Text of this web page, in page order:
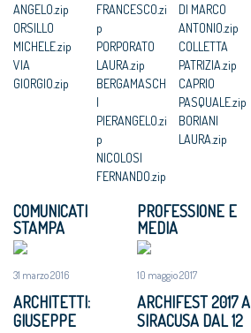
ANGELO.zip
ORSILLO
MICHELE.zip
VIA
GIORGIO.zip
FRANCESCO.zi
p
PORPORATO
LAURA.zip
BERGAMASCH
I
PIERANGELO.zi
p
NICOLOSI
FERNANDO.zip
DI MARCO
ANTONIO.zip
COLLETTA
PATRIZIA.zip
CAPRIO
PASQUALE.zip
BORIANI
LAURA.zip
COMUNICATI
STAMPA
31 marzo 2016
ARCHITETTI:
GIUSEPPE
PROFESSIONE E
MEDIA
10 maggio 2017
ARCHIFEST 2017 A
SIRACUSA DAL 12